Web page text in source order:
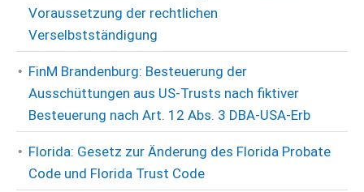
Voraussetzung der rechtlichen
Verselbstständigung
FinM Brandenburg: Besteuerung der
Ausschüttungen aus US-Trusts nach fiktiver
Besteuerung nach Art. 12 Abs. 3 DBA-USA-Erb
Florida: Gesetz zur Änderung des Florida Probate
Code und Florida Trust Code